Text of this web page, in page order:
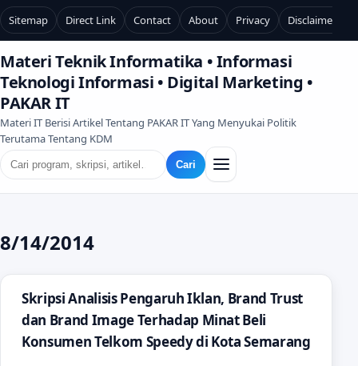
Sitemap Direct Link Contact About Privacy Disclaimer
Materi Teknik Informatika • Informasi
Teknologi Informasi • Digital Marketing •
PAKAR IT
Materi IT Berisi Artikel Tentang PAKAR IT Yang Menyukai Politik
Terutama Tentang KDM
Cari
8/14/2014
Skripsi Analisis Pengaruh Iklan, Brand Trust
dan Brand Image Terhadap Minat Beli
Konsumen Telkom Speedy di Kota Semarang